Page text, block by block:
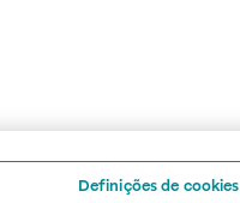
Definições de cookies